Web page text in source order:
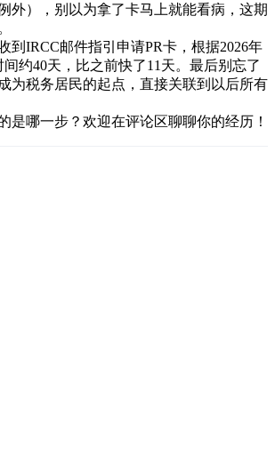
外），别以为拿了卡马上就能看病，这期
到IRCC邮件指引申请PR卡，根据2026年
约40天，比之前快了11天。最后别忘了
为税务居民的起点，直接关联到以后所有
是哪一步？欢迎在评论区聊聊你的经历！